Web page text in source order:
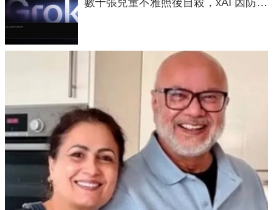
數千張兒童不雅照後自殺，xAI 因防護